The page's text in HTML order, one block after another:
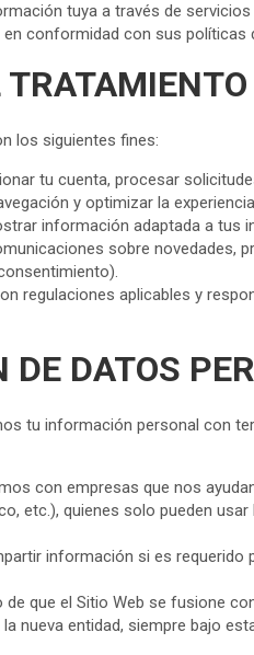
tuya a través de
conformidad con sus políticas
los siguientes fines:
tu cuenta, procesar
y optimizar la
información adaptada a tus
sobre novedades,
regulaciones aplicables y
DATOS
tu información personal con
con empresas que nos
etc.), quienes solo pueden
información si es requerido
de que el Sitio Web se fusione
nueva entidad, siempre bajo